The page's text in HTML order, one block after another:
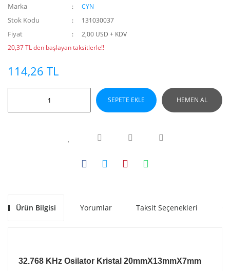
Marka CYN
Stok Kodu 131030037
Fiyat
2,00 USD + KDV
20,37 TL den başlayan taksitlerle!!
114,26 TL
SEPETE EKLE HEMEN AL
Ürün Bilgisi Yorumlar Taksit Seçenekleri
32.768 KHz Osilator Kristal 20mmX13mmX7mm